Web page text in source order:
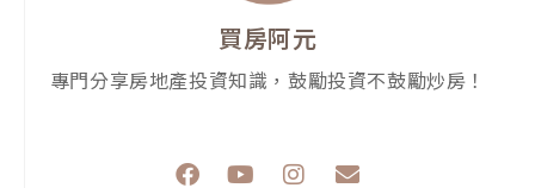
買房阿元
專門分享房地產投資知識，鼓勵投資不鼓勵炒房！
F Y I E